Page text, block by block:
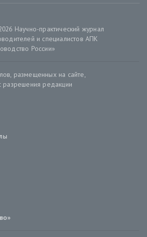
Научно-практический журнал
и специалистов АПК
России»
размещенных на сайте,
разрешения редакции